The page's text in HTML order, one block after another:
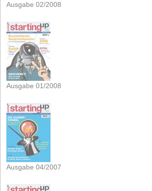
Ausgabe 02/2008
Ausgabe 01/2008
Ausgabe 04/2007